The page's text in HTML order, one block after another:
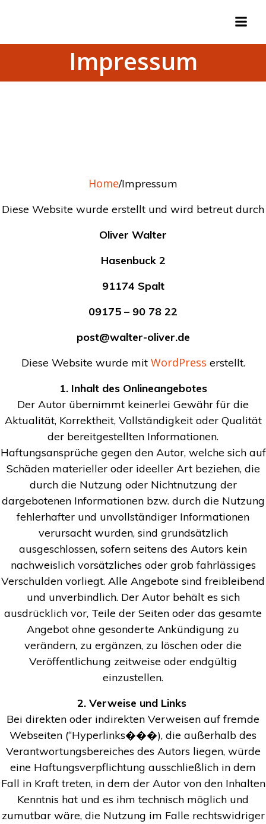
Impressum
Home/Impressum
Diese Website wurde erstellt und wird betreut durch
Oliver Walter
Hasenbuck 2
91174 Spalt
09175 – 90 78 22
post@walter-oliver.de
Diese Website wurde mit WordPress erstellt.
1. Inhalt des Onlineangebotes
Der Autor übernimmt keinerlei Gewähr für die
Aktualität, Korrektheit, Vollständigkeit oder Qualität
der bereitgestellten Informationen.
Haftungsansprüche gegen den Autor, welche sich auf
Schäden materieller oder ideeller Art beziehen, die
durch die Nutzung oder Nichtnutzung der
dargebotenen Informationen bzw. durch die Nutzung
fehlerhafter und unvollständiger Informationen
verursacht wurden, sind grundsätzlich
ausgeschlossen, sofern seitens des Autors kein
nachweislich vorsätzliches oder grob fahrlässiges
Verschulden vorliegt. Alle Angebote sind freibleibend
und unverbindlich. Der Autor behält es sich
ausdrücklich vor, Teile der Seiten oder das gesamte
Angebot ohne gesonderte Ankündigung zu
verändern, zu ergänzen, zu löschen oder die
Veröffentlichung zeitweise oder endgültig
einzustellen.
2. Verweise und Links
Bei direkten oder indirekten Verweisen auf fremde
Webseiten (“Hyperlinks���), die außerhalb des
Verantwortungsbereiches des Autors liegen, würde
eine Haftungsverpflichtung ausschließlich in dem
Fall in Kraft treten, in dem der Autor von den Inhalten
Kenntnis hat und es ihm technisch möglich und
zumutbar wäre, die Nutzung im Falle rechtswidriger